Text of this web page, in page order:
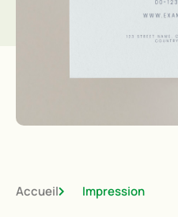
Accueil Impression